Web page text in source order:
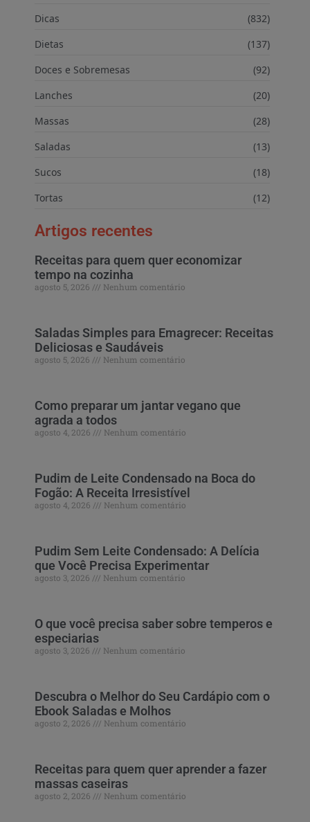
Dicas
(832)
Dietas
(137)
Doces e Sobremesas
(92)
Lanches
(20)
Massas
(28)
Saladas
(13)
Sucos
(18)
Tortas
(12)
Artigos recentes
Receitas para quem quer economizar
tempo na cozinha
agosto 5, 2026 Nenhum comentário
Saladas Simples para Emagrecer: Receitas
Deliciosas e Saudáveis
agosto 5, 2026 Nenhum comentário
Como preparar um jantar vegano que
agrada a todos
agosto 4, 2026 Nenhum comentário
Pudim de Leite Condensado na Boca do
Fogão: A Receita Irresistível
agosto 4, 2026 Nenhum comentário
Pudim Sem Leite Condensado: A Delícia
que Você Precisa Experimentar
agosto 3, 2026 Nenhum comentário
O que você precisa saber sobre temperos e
especiarias
agosto 3, 2026 Nenhum comentário
Descubra o Melhor do Seu Cardápio com o
Ebook Saladas e Molhos
agosto 2, 2026 Nenhum comentário
Receitas para quem quer aprender a fazer
massas caseiras
agosto 2, 2026 Nenhum comentário